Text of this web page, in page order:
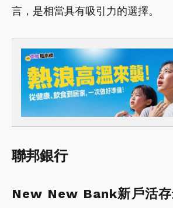
言，是相當具有吸引力的選擇。
聯邦銀行
New New Bank新戶活存